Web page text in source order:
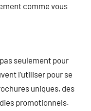
comme vous
seulement pour
l’utiliser pour se
uniques, des
promotionnels.